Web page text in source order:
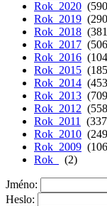
Rok 2020
Rok 2019
Rok 2018
Rok 2017
Rok 2016
Rok 2015
Rok 2014
Rok 2013
Rok 2012
Rok 2011
Rok 2010
Rok 2009
Rok
(2)
Jméno:
Heslo: